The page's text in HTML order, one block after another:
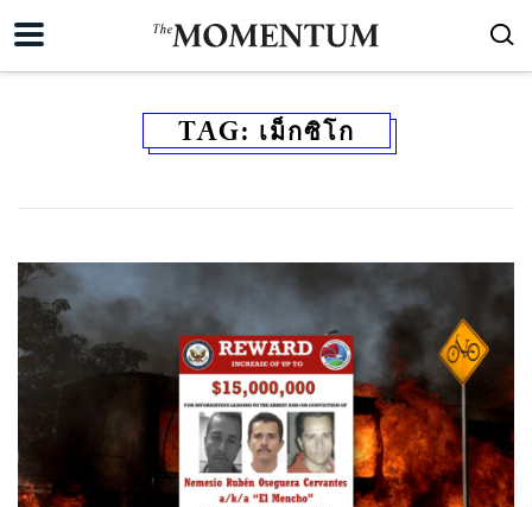
TAG: เม็กซิโก